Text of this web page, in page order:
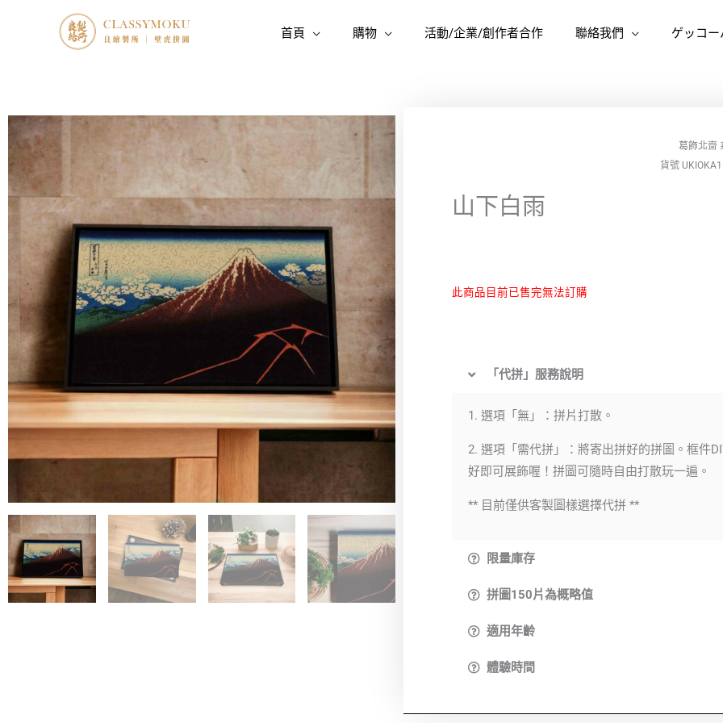
容
首頁 購物 活動/企業/創作者合作 聯絡我們 ゲッコ
葛飾北齋
貨號
山下白雨
此商品目前已售完無法訂購
「代拼」服務說明
1. 選項「無」：拼片打散。
2. 選項「需代拼」：將寄出拼好的拼圖。框件
好即可展飾喔！拼圖可隨時自由打散玩一遍。
** 目前僅供客製圖樣選擇代拼 **
限量庫存
拼圖150片為概略值
適用年齡
體驗時間